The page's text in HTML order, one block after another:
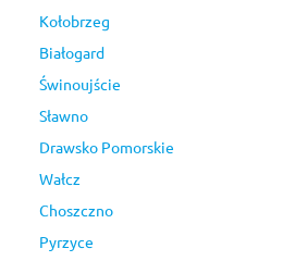
Kołobrzeg
Białogard
Świnoujście
Sławno
Drawsko Pomorskie
Wałcz
Choszczno
Pyrzyce